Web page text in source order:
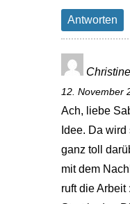
Antworten
Christine
12. November
Ach, liebe
Idee. Da
ganz toll
mit dem
ruft die Arbeit